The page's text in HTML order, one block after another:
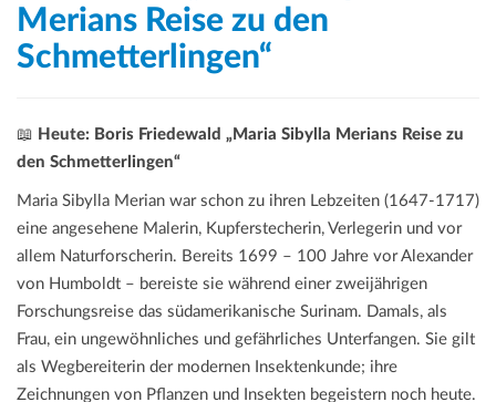
Merians Reise zu den
Schmetterlingen“
📖 Heute: Boris Friedewald „Maria Sibylla Merians Reise zu
den Schmetterlingen“
Maria Sibylla Merian war schon zu ihren Lebzeiten (1647-1717)
eine angesehene Malerin, Kupferstecherin, Verlegerin und vor
allem Naturforscherin. Bereits 1699 – 100 Jahre vor Alexander
von Humboldt – bereiste sie während einer zweijährigen
Forschungsreise das südamerikanische Surinam. Damals, als
Frau, ein ungewöhnliches und gefährliches Unterfangen. Sie gilt
als Wegbereiterin der modernen Insektenkunde; ihre
Zeichnungen von Pflanzen und Insekten begeistern noch heute.